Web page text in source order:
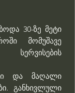
30-ზე მეტი
მომუშავე
სერვისების
და მაღალი
განხივლული